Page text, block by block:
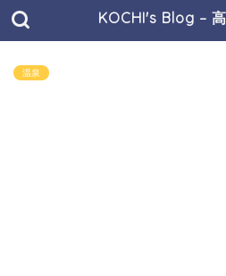
KOCHI's Blog –
温泉